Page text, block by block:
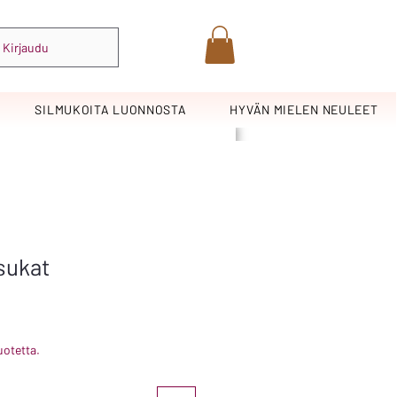
Kirjaudu
SILMUKOITA LUONNOSTA HYVÄN MIELEN NEULEET